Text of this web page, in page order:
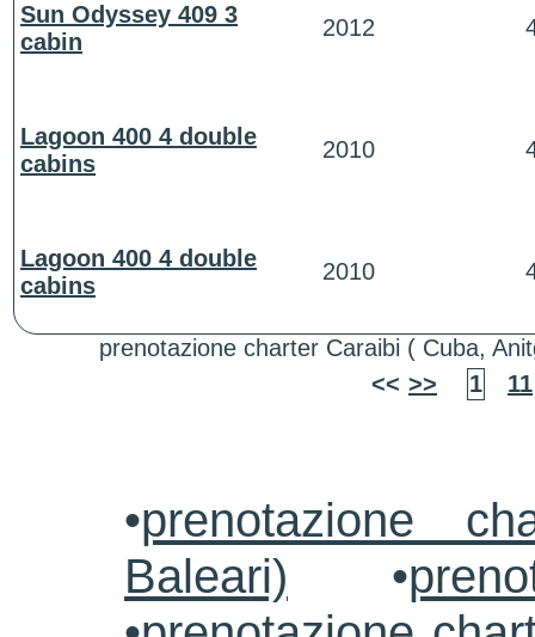
Sun Odyssey 409 3
cabin
2012
Lagoon 400 4 double
cabins
2010
Lagoon 400 4 double
cabins
2010
prenotazione charter Caraibi ( Cuba,
<< >> 1 11
•prenotazione
Baleari) •